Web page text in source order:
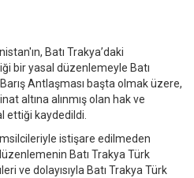
Batı Trakya’daki
bir yasal düzenlemeyle Batı
Barış Antlaşması başta olmak üzere,
altına alınmış olan hak ve
ettiği kaydedildi.
istişare edilmeden
Batı Trakya Türk
ve dolayısıyla Batı Trakya Türk